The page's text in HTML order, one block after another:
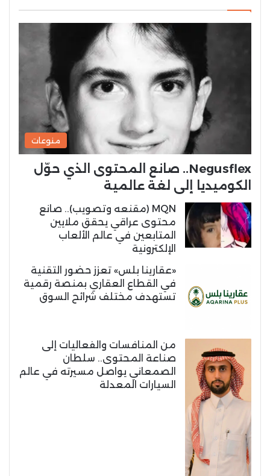
منوعات
Negusflex.. صانع المحتوى الذي حوّل
الكوميديا إلى لغة عالمية
MQN (مقنعه وتصويب).. صانع
محتوى عراقي يحقق ملايين
المتابعين في عالم الألعاب
الإلكترونية
«عقارينا بلس» تعزز حضور التقنية
في القطاع العقاري بمنصة رقمية
تستهدف مختلف شرائح السوق
من المنافسات والفعاليات إلى
صناعة المحتوى.. سلطان
الصمعاني يواصل مسيرته في عالم
السيارات المعدلة